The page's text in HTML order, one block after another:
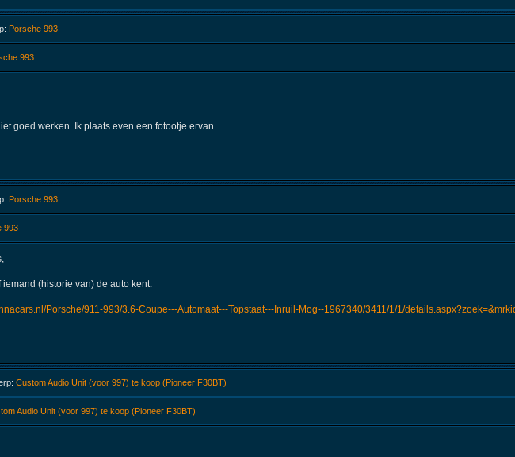
Porsche 993
993
goed werken. Ik plaats even een fotootje ervan.
Porsche 993
993
(historie van) de auto kent.
Porsche/911-993/3.6-Coupe---Automaat---Topstaat---Inruil-Mog--1967340/3411/1/1/
Custom Audio Unit (voor 997) te koop (Pioneer F30BT)
Audio Unit (voor 997) te koop (Pioneer F30BT)